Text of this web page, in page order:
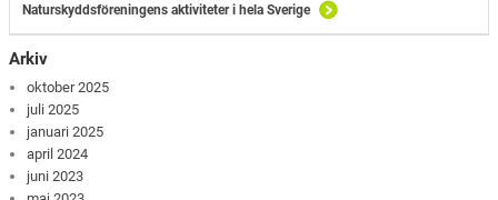
Naturskyddsföreningens aktiviteter i hela Sverige
Arkiv
oktober 2025
juli 2025
januari 2025
april 2024
juni 2023